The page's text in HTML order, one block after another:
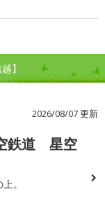
】
2026/08/07 更新
鉄道 星空
。